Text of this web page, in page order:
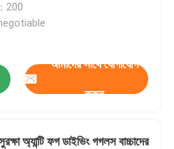
200
আমাদের সাথে যোগাযোগ
করুন
অ্যান্টি ফগ ডাইভিং গগলস বাচ্চাদের